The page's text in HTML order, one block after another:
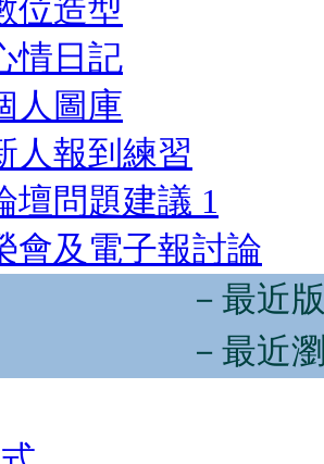
位造型
情日記
人圖庫
人報到練習
壇問題建議 1
會及電子報討論
－最近
－最近